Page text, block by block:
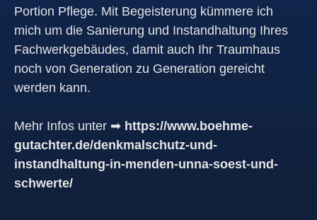
Portion Pflege. Mit Begeisterung kümmere ich
mich um die Sanierung und Instandhaltung Ihres
Fachwerkgebäudes, damit auch Ihr Traumhaus
noch von Generation zu Generation gereicht
werden kann.
Mehr Infos unter ➡ https://www.boehme-
gutachter.de/denkmalschutz-und-
instandhaltung-in-menden-unna-soest-und-
schwerte/